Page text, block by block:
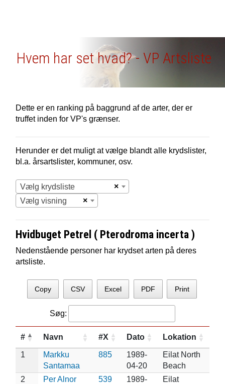
Hvem har set hvad? - VP Artsliste
Dette er en ranking på baggrund af de arter, der er
truffet inden for VP's grænser.
Herunder er det muligt at vælge blandt alle krydslister,
bl.a. årsartslister, kommuner, osv.
×
Vælg krydsliste
×
Vælg visning
Hvidbuget Petrel ( Pterodroma incerta )
Nedenstående personer har krydset arten på deres
artsliste.
Copy CSV Excel PDF Print
Søg:
# Navn #X Dato Lokation
1
Markku
Santamaa
885
1989-
04-20
Eilat North
Beach
2
Per Alnor
539
1989-
Eilat